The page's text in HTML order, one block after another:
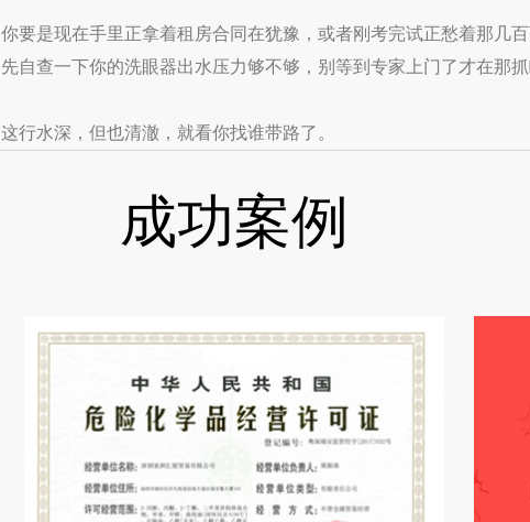
你要是现在手里正拿着租房合同在犹豫，或者刚考完试正愁着那几
先自查一下你的洗眼器出水压力够不够，别等到专家上门了才在那抓
这行水深，但也清澈，就看你找谁带路了。
成功案例